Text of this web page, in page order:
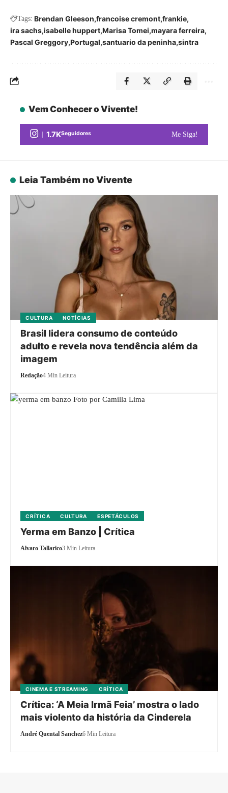
Tags: Brendan Gleeson francoise cremont frankie
ira sachs isabelle huppert Marisa Tomei mayara ferreira
Pascal Greggory Portugal santuario da peninha sintra
Vem Conhecer o Vivente!
1.7KSeguidores Me Siga!
Leia Também no Vivente
CULTURA NOTÍCIAS
Brasil lidera consumo de conteúdo
adulto e revela nova tendência além da
imagem
Redação4 Min Leitura
CRÍTICA CULTURA ESPETÁCULOS
Yerma em Banzo | Crítica
Alvaro Tallarico3 Min Leitura
CINEMA E STREAMING CRÍTICA
Crítica: ‘A Meia Irmã Feia’ mostra o lado
mais violento da história da Cinderela
André Quental Sanchez6 Min Leitura